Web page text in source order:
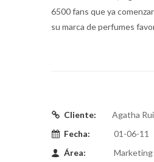
6500 fans que ya
su marca de perfumes
Cliente:
Agatha
Fecha:
01-06-11
Área:
Marketing